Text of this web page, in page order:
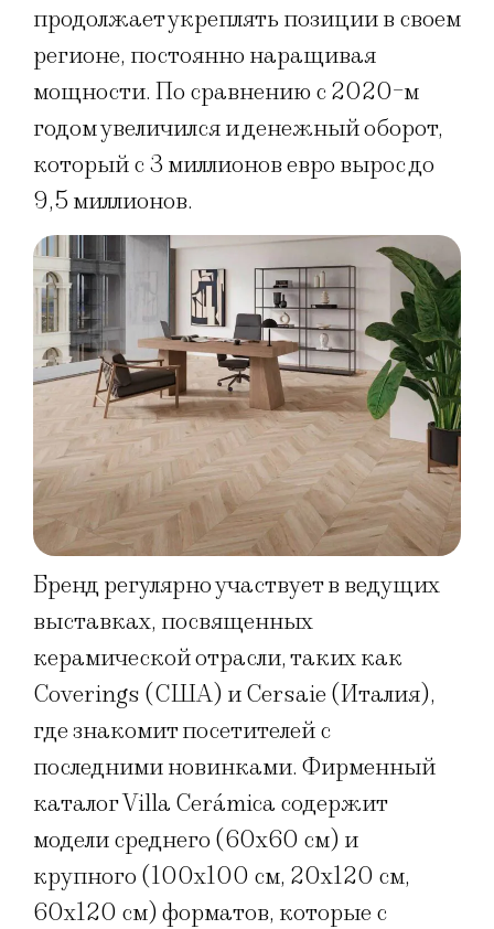
продолжает укреплять позиции в своем
регионе, постоянно наращивая
мощности. По сравнению с 2020-м
годом увеличился и денежный оборот,
который с 3 миллионов евро вырос до
9,5 миллионов.
Бренд регулярно участвует в ведущих
выставках, посвященных
керамической отрасли, таких как
Coverings (США) и Cersaie (Италия),
где знакомит посетителей с
последними новинками. Фирменный
каталог Villa Cerámica содержит
модели среднего (60х60 см) и
крупного (100х100 см, 20х120 см,
60х120 см) форматов, которые с